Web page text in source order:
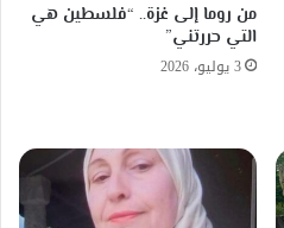
من روما إلى غزة.. “فلسطين هي
التي حررتني”
3 يوليو، 2026